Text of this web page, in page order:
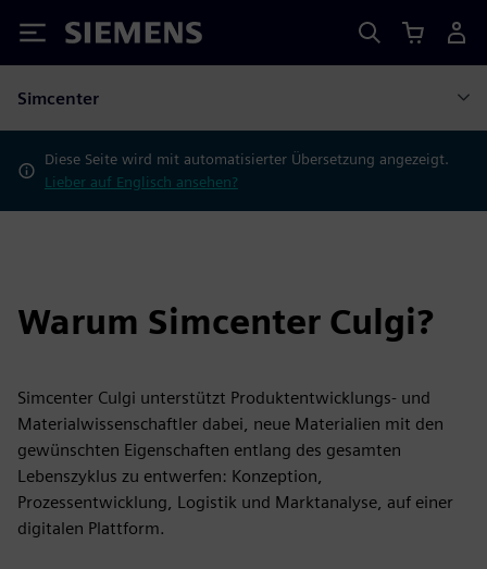
Siemens
Simcenter
Diese Seite wird mit automatisierter Übersetzung angezeigt.
Lieber auf Englisch ansehen?
Warum Simcenter Culgi?
Simcenter Culgi unterstützt Produktentwicklungs- und
Materialwissenschaftler dabei, neue Materialien mit den
gewünschten Eigenschaften entlang des gesamten
Lebenszyklus zu entwerfen: Konzeption,
Prozessentwicklung, Logistik und Marktanalyse, auf einer
digitalen Plattform.